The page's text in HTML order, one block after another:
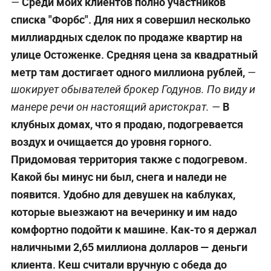
списка "Форбс". Для них я совершил несколько
миллиардных сделок по продаже квартир на
улице Остоженке. Средняя цена за квадратный
метр там достигает одного миллиона рублей,—
шокирует обывателей брокер Годунов. По виду и
манере речи он настоящий аристократ. — В
клубных домах, что я продаю, подогревается
воздух и очищается до уровня горного.
Придомовая территория также с подогревом.
Какой бы минус ни был, снега и наледи не
появится. Удобно для девушек на каблуках,
которые выезжают на вечеринку и им надо
комфортно подойти к машине. Как-то я держал
наличными 2,65 миллиона долларов — деньги
клиента. Кеш считали вручную с обеда до